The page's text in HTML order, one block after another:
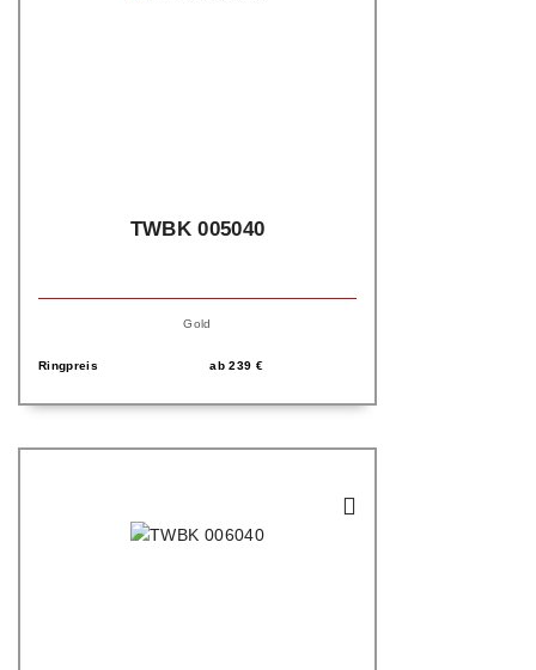
TWBK 005040
Gold
Ringpreis ab239 €